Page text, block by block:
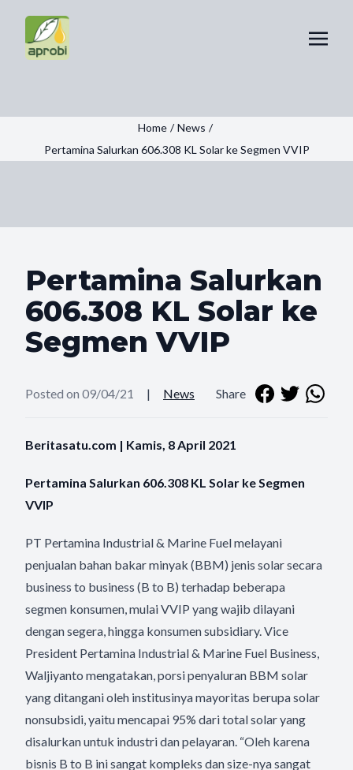
Home / News /
Pertamina Salurkan 606.308 KL Solar ke Segmen VVIP
Pertamina Salurkan
606.308 KL Solar ke
Segmen VVIP
Posted on 09/04/21 | News Share
Beritasatu.com | Kamis, 8 April 2021
Pertamina Salurkan 606.308 KL Solar ke Segmen
VVIP
PT Pertamina Industrial & Marine Fuel melayani
penjualan bahan bakar minyak (BBM) jenis solar secara
business to business (B to B) terhadap beberapa
segmen konsumen, mulai VVIP yang wajib dilayani
dengan segera, hingga konsumen subsidiary. Vice
President Pertamina Industrial & Marine Fuel Business,
Waljiyanto mengatakan, porsi penyaluran BBM solar
yang ditangani oleh institusinya mayoritas berupa solar
nonsubsidi, yaitu mencapai 95% dari total solar yang
disalurkan untuk industri dan pelayaran. “Oleh karena
bisnis B to B ini sangat kompleks dan size-nya sangat